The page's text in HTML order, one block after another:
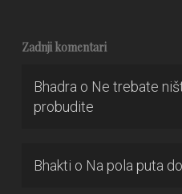
Zadnji komentari
Bhadra o Ne trebate
probudite
Bhakti o Na pola puta